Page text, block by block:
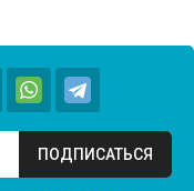
ПОДПИСАТЬСЯ